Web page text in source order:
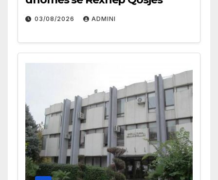
03/08/2026 ADMINI